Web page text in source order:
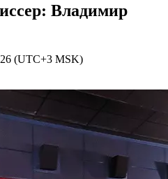
Владимир
(UTC+3 MSK)